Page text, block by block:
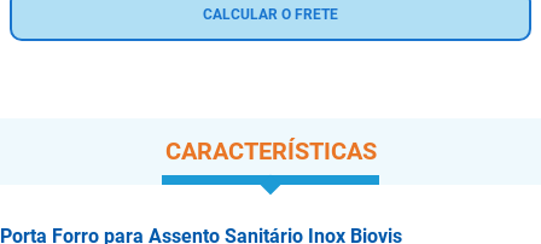
CALCULAR O FRETE
CARACTERÍSTICAS
Porta Forro para Assento Sanitário Inox Biovis